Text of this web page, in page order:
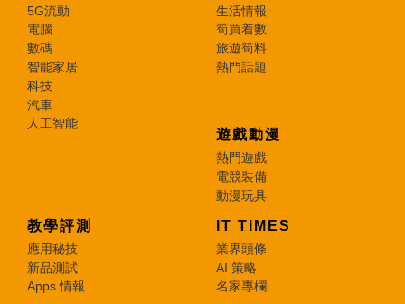
5G流動
電腦
數碼
智能家居
科技
汽車
人工智能
生活情報
筍買着數
旅遊筍料
熱門話題
遊戲動漫
熱門遊戲
電競裝備
動漫玩具
教學評測
應用秘技
新品測試
Apps 情報
IT TIMES
業界頭條
AI 策略
名家專欄